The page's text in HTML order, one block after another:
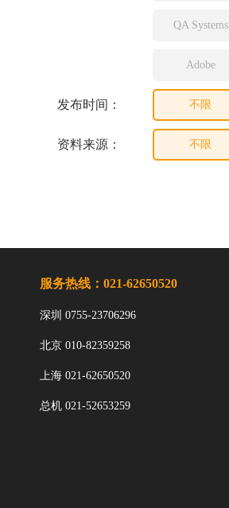
QA Systems
Adobe
发布时间： 不限
资料来源： 不限
服务热线：021-62650520
深圳 0755-23706296
北京 010-82359258
上海 021-62650520
总机 021-52653259